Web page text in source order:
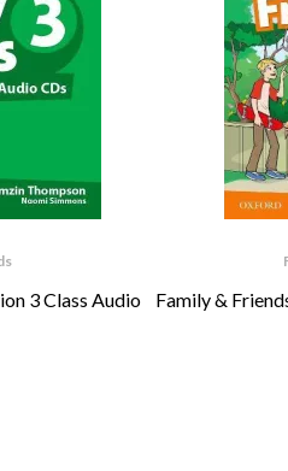
3 Class Audio
Family &